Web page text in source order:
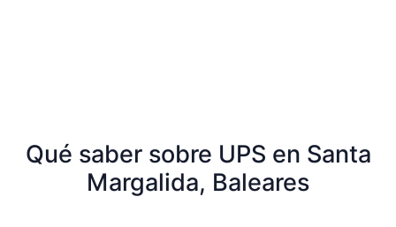
Qué saber sobre UPS en Santa
Margalida, Baleares